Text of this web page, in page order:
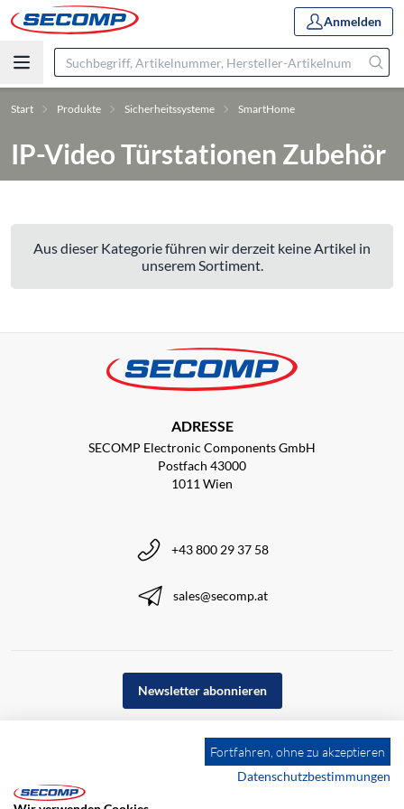
Anmelden
Start Produkte Sicherheitssysteme SmartHome
IP-Video Türstationen Zubehör
Aus dieser Kategorie führen wir derzeit keine Artikel in
unserem Sortiment.
ADRESSE
SECOMP Electronic Components GmbH
Postfach 43000
1011 Wien
+43 800 29 37 58
sales@secomp.at
Newsletter abonnieren
Fortfahren, ohne zu akzeptieren
Datenschutzbestimmungen